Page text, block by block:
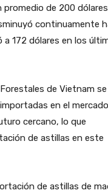
de 200
continuamente
172 dólares en los
de Vietnam se
en el mercado
cercano, lo que
de astillas en este
de astillas de